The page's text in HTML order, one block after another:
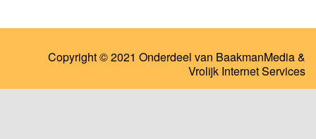
Copyright © 2021 Onderdeel van BaakmanMedia&
Vrolijk Internet Services